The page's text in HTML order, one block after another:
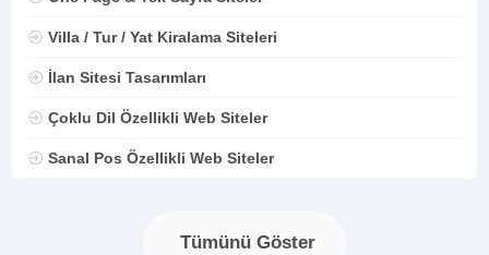
Villa / Tur / Yat Kiralama Siteleri
İlan Sitesi Tasarımları
Çoklu Dil Özellikli Web Siteler
Sanal Pos Özellikli Web Siteler
Tümünü Göster